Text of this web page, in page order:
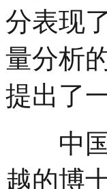
分表现
量分析
提出了
中国
越的博